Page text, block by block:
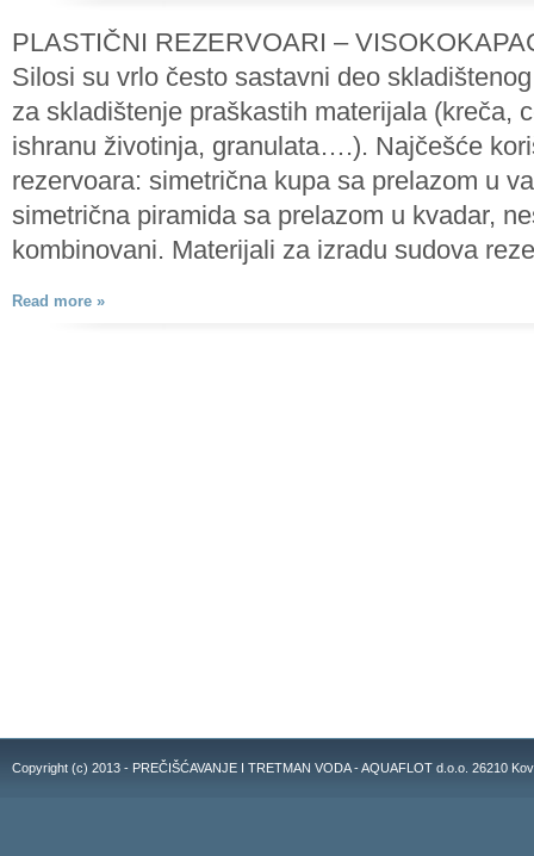
PLASTIČNI REZERVOARI –
Silosi su vrlo često sastavni deo
za skladištenje praškastih materijala (kreča,
ishranu životinja, granulata….). Najčešće
rezervoara: simetrična kupa sa prelazom u
simetrična piramida sa prelazom u kvadar,
kombinovani. Materijali za izradu sudova
Read more »
Copyright (c) 2013 - PREČIŠĆAVANJE I TRETMAN VODA - AQUAFLOT d.o.o. 26210